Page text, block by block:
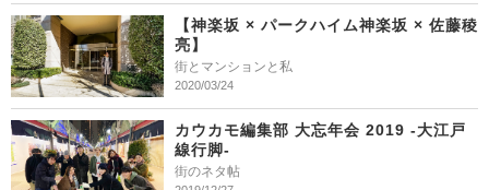
街とマンションと私
【神楽坂 × パークハイム神楽坂 × 佐藤稜
亮】
2020/03/24
街のネタ帖
カウカモ編集部 大忘年会 2019 -大江戸
線行脚-